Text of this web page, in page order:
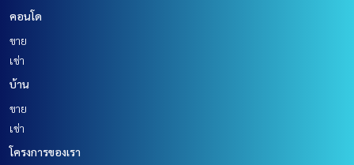
คอนโด
ขาย
เช่า
บ้าน
ขาย
เช่า
โครงการของเรา